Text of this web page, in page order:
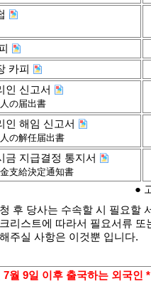
카피
인 신고서
の届出書
인 해임 신고서
の解任届出書
금 지급결정 통지서
支給決定通知書
●
후 당사는 수속할 시 필요할
리스트에 따라서 필요서류
주실 사항은 이것뿐 입니다.
7월 9일 이후 출국하는 외국인 *